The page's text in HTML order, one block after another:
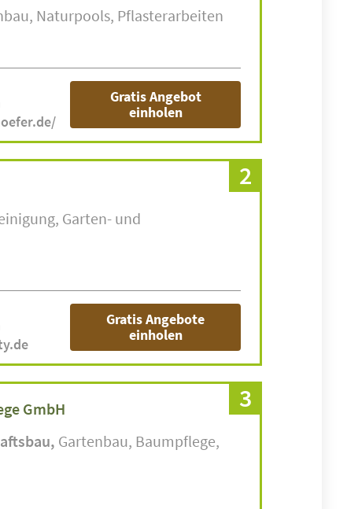
Naturpools Pflasterarbeiten
Gratis Angebot
einholen
2
Garten- und
Gratis Angebote
einholen
3
GmbH
Gartenbau Baumpflege